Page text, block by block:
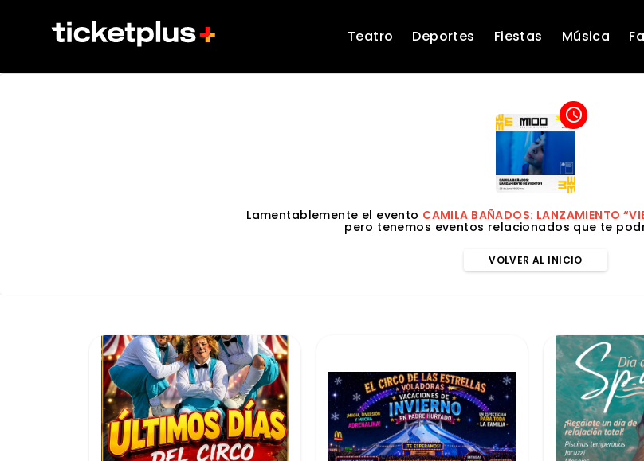
Teatro Deportes Fiestas Música
access_time
Lamentablemente el evento CAMILA BAÑADOS: LANZAMIENTO
pero tenemos eventos relacionados que te
VOLVER AL INICIO